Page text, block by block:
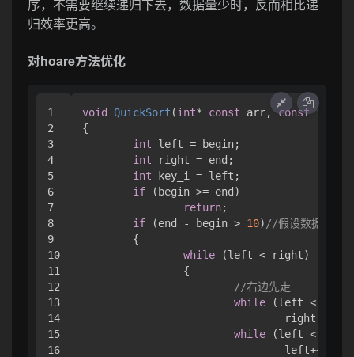
序，不需要继续递归下去，数据量少时，反而相比递
归效率更高。
对hoare方法优化
1
2
3
4
5
6
7
8
9
10
11
12
13
14
15
16
void QuickSort (int* const arr, const int
{
int left = begin;
int right = end;
int key_i = left;
if (begin >= end)
return;
if (end - begin > 10) //假设数据长度
while (left < right)
//右边先走
while (left <
while (left <